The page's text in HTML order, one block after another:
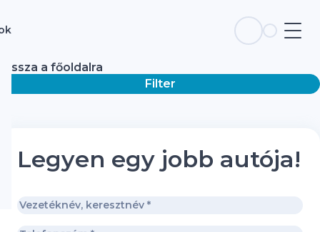
Vissza a főoldalra
Filter
Legyen egy jobb autója!